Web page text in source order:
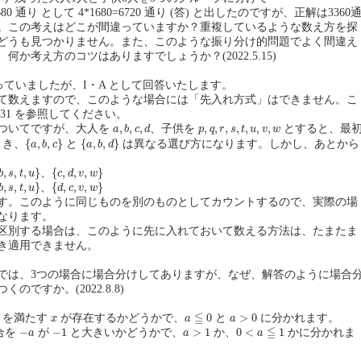
通り として 4*1680=6720 通り (答) と出したのですが、正解は3360通
この考えはどこが間違っていますか？重複しているような数え方を探
うも見つかりません。また、このような振り分け的問題でよく間違え
何か考え方のコツはありますでしょうか？(2022.5.15)
いましたが、I・A として回答いたします。
数えますので、このような場合には「先入れ方式」はできません。こ
を参照してください。
いてですが、大人を a, b, c, d
a, b, ,d 、子供をp, q, r, s, t, u, v, w
p q, r,s t, u, v,w
とすると、最
、 {a, b, c}
{ ,b, } と {a, b, d}
{a b,d } は異なる選び方になります。しかし、あとから
, s, t, u} {c, d, v, w}
} { , w}
, s, t, u} {d, c, v, w}
, u }、 { d , v, }
。このように同じものを別のものとしてカウントするので、実際の場
ります。
別する場合は、このように先に入れておいて数える方法は、たまたま
適用できません。
は、3つの場合に場合分けしてありますが、なぜ、解答のように場合
くのですか。(2022.8.8)
を満たす x
x が存在するかどうかで、 a ≦ 0
a≦0 と a > 0
a>0
に分かれます。
を −a
a が −1
1 と大きいかどうかで、 a > 1
a>1 か、 0 < a ≦ 1
0 a ≦1 かに分かれま